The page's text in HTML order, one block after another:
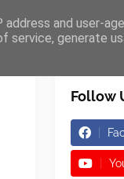
Follow
and user-
service, generate